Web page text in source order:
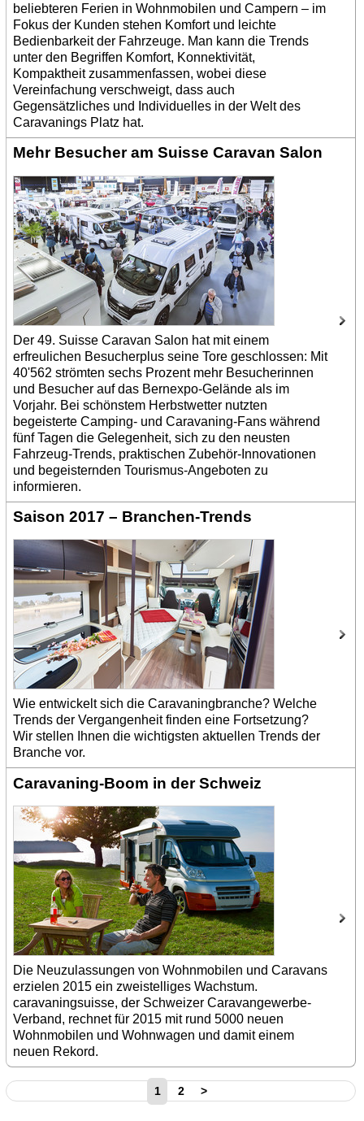
beliebteren Ferien in Wohnmobilen und Campern – im
Fokus der Kunden stehen Komfort und leichte
Bedienbarkeit der Fahrzeuge. Man kann die Trends
unter den Begriffen Komfort, Konnektivität,
Kompaktheit zusammenfassen, wobei diese
Vereinfachung verschweigt, dass auch
Gegensätzliches und Individuelles in der Welt des
Caravanings Platz hat.
Mehr Besucher am Suisse Caravan Salon
Der 49. Suisse Caravan Salon hat mit einem
erfreulichen Besucherplus seine Tore geschlossen: Mit
40'562 strömten sechs Prozent mehr Besucherinnen
und Besucher auf das Bernexpo-Gelände als im
Vorjahr. Bei schönstem Herbstwetter nutzten
begeisterte Camping- und Caravaning-Fans während
fünf Tagen die Gelegenheit, sich zu den neusten
Fahrzeug-Trends, praktischen Zubehör-Innovationen
und begeisternden Tourismus-Angeboten zu
informieren.
Saison 2017 – Branchen-Trends
Wie entwickelt sich die Caravaningbranche? Welche
Trends der Vergangenheit finden eine Fortsetzung?
Wir stellen Ihnen die wichtigsten aktuellen Trends der
Branche vor.
Caravaning-Boom in der Schweiz
Die Neuzulassungen von Wohnmobilen und Caravans
erzielen 2015 ein zweistelliges Wachstum.
caravaningsuisse, der Schweizer Caravangewerbe-
Verband, rechnet für 2015 mit rund 5000 neuen
Wohnmobilen und Wohnwagen und damit einem
neuen Rekord.
1 2 >